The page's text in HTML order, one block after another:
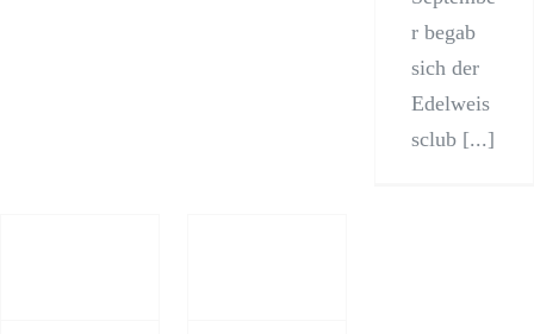
r begab
sich der
Edelweis
sclub [...]